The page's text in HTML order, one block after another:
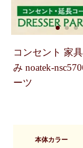
コンセント 家
み noatek-
ーツ
本体カラー